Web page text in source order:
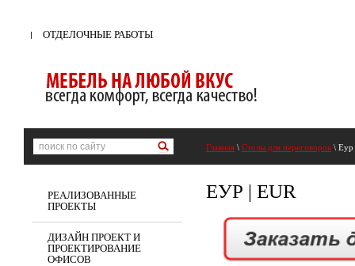
ОТДЕЛОЧНЫЕ РАБОТЫ
Главная \ Столы для переговоров \ Еур
ЕУР | EUR
РЕАЛИЗОВАННЫЕ
ПРОЕКТЫ
ДИЗАЙН ПРОЕКТ И
ПРОЕКТИРОВАНИЕ
ОФИСОВ